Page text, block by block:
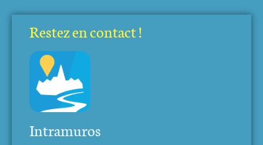
Restez en contact !
Intramuros